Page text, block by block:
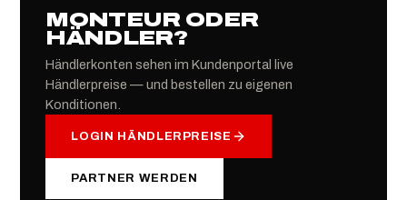
MONTEUR ODER
HÄNDLER?
Händlerkonten sehen im Kundenportal live
Händlerpreise — und bestellen zu eigenen
Konditionen.
LOGIN HÄNDLERPREISE
PARTNER WERDEN